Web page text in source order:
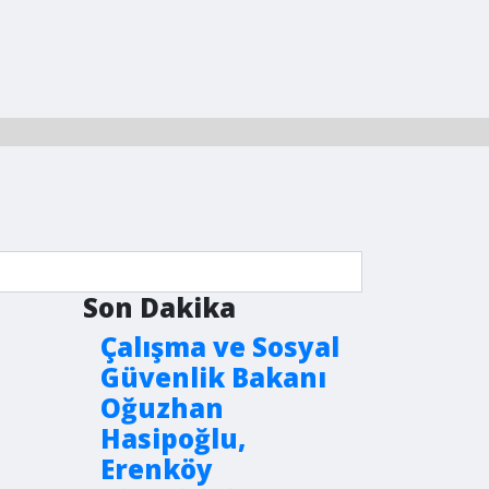
Son Dakika
Çalışma ve Sosyal
Güvenlik Bakanı
Oğuzhan
Hasipoğlu,
Erenköy